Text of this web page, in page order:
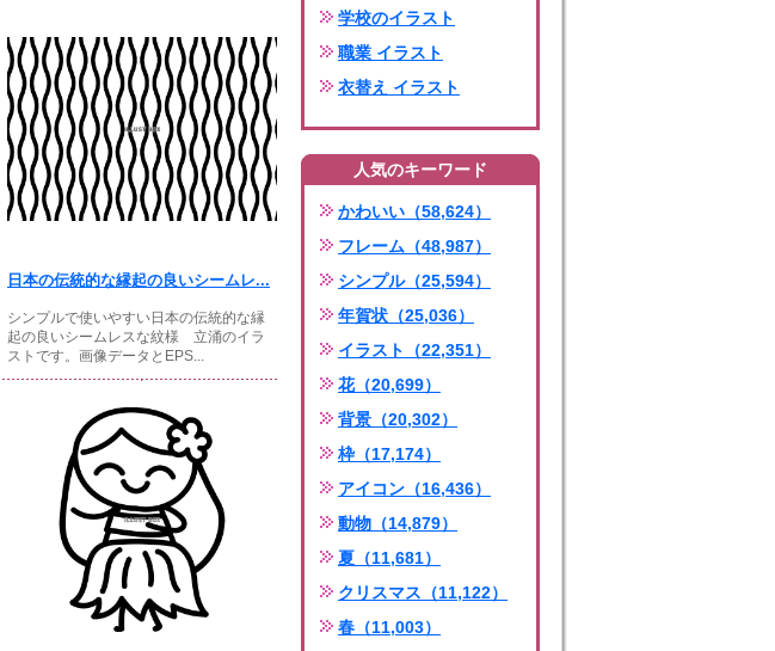
日本の伝統的な縁起の良いシームレ...
シンプルで使いやすい日本の伝統的な縁
起の良いシームレスな紋様 立涌のイラ
ストです。画像データとEPS...
学校のイラスト
職業 イラスト
衣替え イラスト
人気のキーワード
かわいい（58,624）
フレーム（48,987）
シンプル（25,594）
年賀状（25,036）
イラスト（22,351）
花（20,699）
背景（20,302）
枠（17,174）
アイコン（16,436）
動物（14,879）
夏（11,681）
クリスマス（11,122）
春（11,003）